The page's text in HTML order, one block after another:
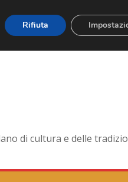
di cultura e delle
Rifiuta